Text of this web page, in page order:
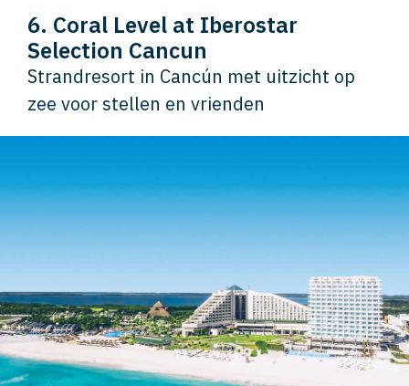
6. Coral Level at Iberostar
Selection Cancun
Strandresort in Cancún met uitzicht op
zee voor stellen en vrienden